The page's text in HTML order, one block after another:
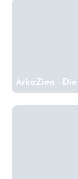
ArkaZien - Die